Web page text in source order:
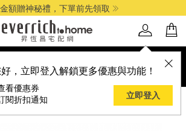
額贈神秘禮，下單前先領取
，立即登入解鎖更多優惠與功能！
看優惠券
閱折扣通知
立即登入
品牌選單